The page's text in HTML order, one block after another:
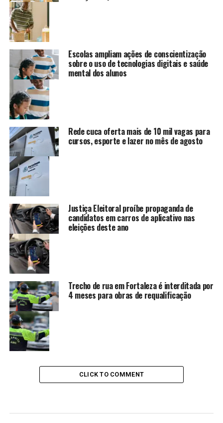
Escolas ampliam ações de conscientização
sobre o uso de tecnologias digitais e saúde
mental dos alunos
Rede cuca oferta mais de 10 mil vagas para
cursos, esporte e lazer no mês de agosto
Justiça Eleitoral proíbe propaganda de
candidatos em carros de aplicativo nas
eleições deste ano
Trecho de rua em Fortaleza é interditada por
4 meses para obras de requalificação
CLICK TO COMMENT